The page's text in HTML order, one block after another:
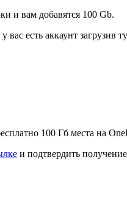
и вам добавятся 100 Gb.
вас есть аккаунт загрузив
100 Гб места на
и подтвердить